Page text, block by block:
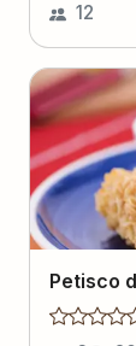
12
Petisco